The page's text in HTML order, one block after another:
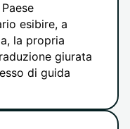
esibire, a
la propria
giurata
di guida